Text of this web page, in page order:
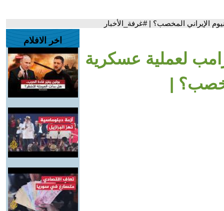
الإيراني المخصب؟ | #غرفة_الأخبار
لعملية عسكرية
|
اخر الافلام